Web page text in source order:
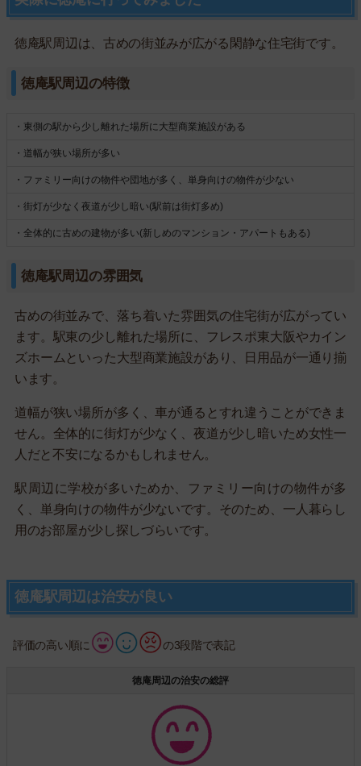
徳庵駅周辺は、古めの街並みが広がる閑静な住宅街です。
徳庵駅周辺の特徴
・東側の駅から少し離れた場所に大型商業施設がある
・道幅が狭い場所が多い
・ファミリー向けの物件や団地が多く、単身向けの物件が少ない
・街灯が少なく夜道が少し暗い(駅前は街灯多め)
・全体的に古めの建物が多い(新しめのマンション・アパートもある)
徳庵駅周辺の雰囲気
古めの街並みで、落ち着いた雰囲気の住宅街が広がってい
ます。駅東の少し離れた場所に、フレスポ東大阪やカイン
ズホームといった大型商業施設があり、日用品が一通り揃
います。
道幅が狭い場所が多く、車が通るとすれ違うことができま
せん。全体的に街灯が少なく、夜道が少し暗いため女性一
人だと不安になるかもしれません。
駅周辺に学校が多いためか、ファミリー向けの物件が多
く、単身向けの物件が少ないです。そのため、一人暮らし
用のお部屋が少し探しづらいです。
徳庵駅周辺は治安が良い
評価の高い順に の3段階で表記
徳庵周辺の治安の総評